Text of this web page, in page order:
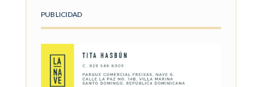
PUBLICIDAD